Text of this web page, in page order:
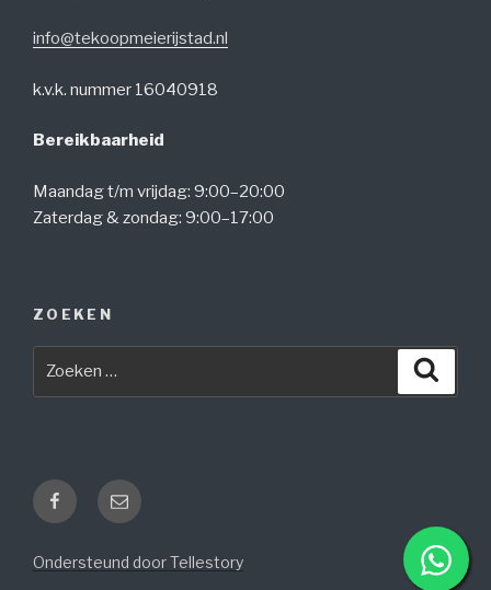
info@tekoopmeierijstad.nl
k.v.k. nummer 16040918
Bereikbaarheid
Maandag t/m vrijdag: 9:00–20:00
Zaterdag & zondag: 9:00–17:00
ZOEKEN
Facebook
E-
mail
Ondersteund door Tellestory